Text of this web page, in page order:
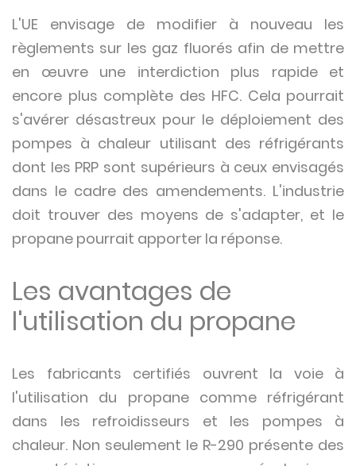
L'UE envisage de modifier à nouveau les
règlements sur les gaz fluorés afin de mettre
en œuvre une interdiction plus rapide et
encore plus complète des HFC. Cela pourrait
s'avérer désastreux pour le déploiement des
pompes à chaleur utilisant des réfrigérants
dont les PRP sont supérieurs à ceux envisagés
dans le cadre des amendements. L'industrie
doit trouver des moyens de s'adapter, et le
propane pourrait apporter la réponse.
Les avantages de
l'utilisation du propane
Les fabricants certifiés ouvrent la voie à
l'utilisation du propane comme réfrigérant
dans les refroidisseurs et les pompes à
chaleur. Non seulement le R-290 présente des